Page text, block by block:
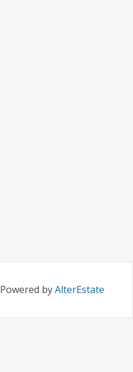
Powered byAlterEstate